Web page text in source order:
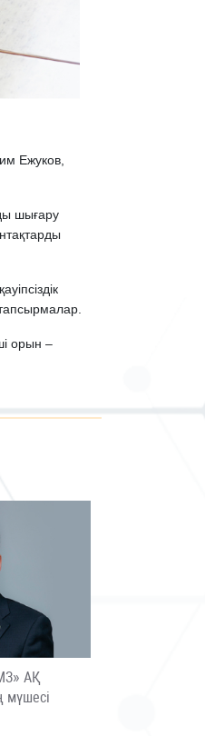
Ежуков,
шығару
орын –
АҚ
мүшесі